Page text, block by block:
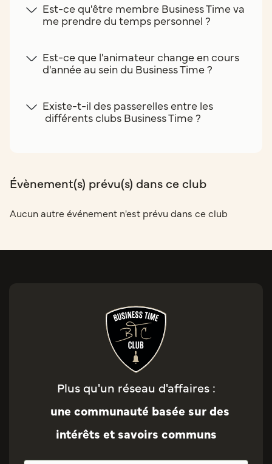
Est-ce qu'être membre Business Time va
me prendre du temps personnel ?
Est-ce que l'animateur change en cours
d'année au sein du Business Time ?
Existe-t-il des passerelles entre les
différents clubs Business Time ?
Évènement(s) prévu(s) dans ce club
Aucun autre événement n'est prévu dans ce club
Plus qu'un réseau d'affaires :
une communauté basée sur des
intérêts et savoirs communs